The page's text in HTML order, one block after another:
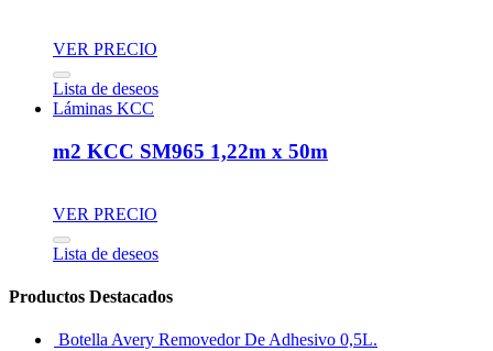
VER PRECIO
Lista de deseos
Láminas KCC
m2 KCC SM965 1,22m x 50m
VER PRECIO
Lista de deseos
Productos Destacados
Botella Avery Removedor De Adhesivo 0,5L.